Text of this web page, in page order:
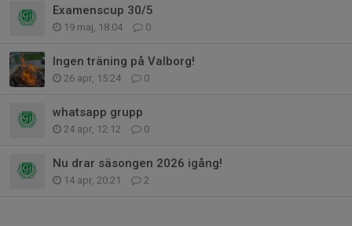
Examenscup 30/5
19 maj, 18:04 0
Ingen träning på Valborg!
26 apr, 15:24 0
whatsapp grupp
24 apr, 12:12 0
Nu drar säsongen 2026 igång!
14 apr, 20:21 2